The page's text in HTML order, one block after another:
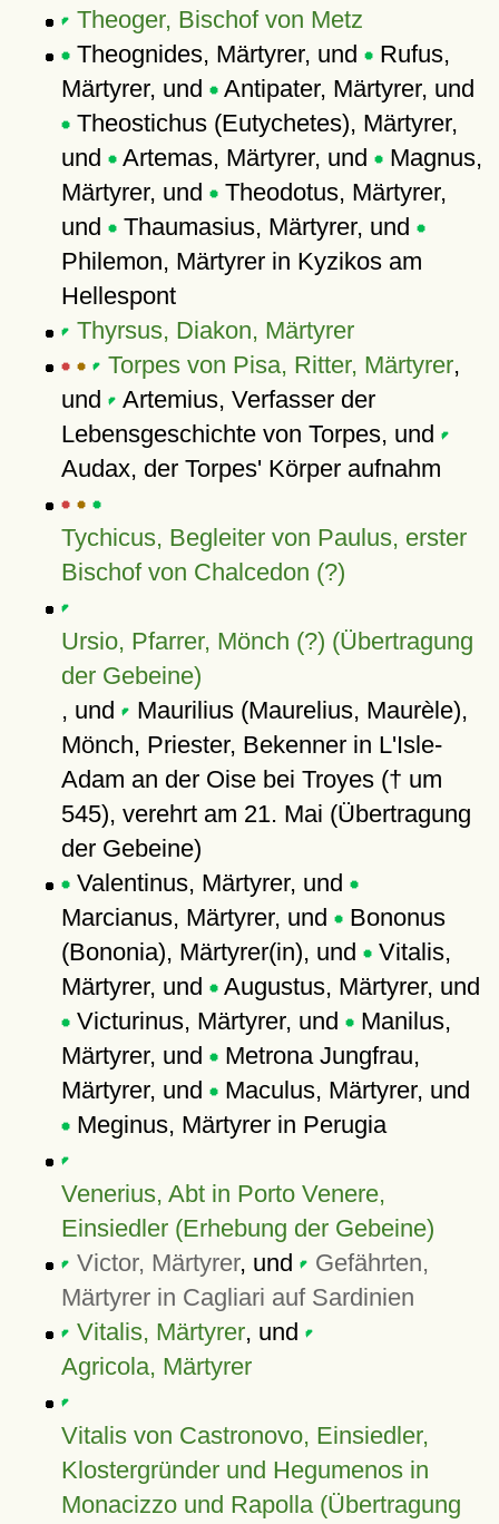
Theoger, Bischof von Metz
Theognides, Märtyrer, und Rufus,
Märtyrer, und Antipater, Märtyrer, und
Theostichus (Eutychetes), Märtyrer,
und Artemas, Märtyrer, und Magnus,
Märtyrer, und Theodotus, Märtyrer,
und Thaumasius, Märtyrer, und
Philemon, Märtyrer in Kyzikos am
Hellespont
Thyrsus, Diakon, Märtyrer
Torpes von Pisa, Ritter, Märtyrer,
und
Artemius, Verfasser der
Lebensgeschichte von Torpes, und
Audax, der Torpes' Körper aufnahm
Tychicus, Begleiter von Paulus, erster
Bischof von Chalcedon (?)
Ursio, Pfarrer, Mönch (?) (Übertragung
der Gebeine)
, und
Maurilius (Maurelius, Maurèle),
Mönch, Priester, Bekenner in L'Isle-
Adam an der Oise bei Troyes († um
545), verehrt am 21. Mai (Übertragung
der Gebeine)
Valentinus, Märtyrer, und
Marcianus, Märtyrer, und Bononus
(Bononia), Märtyrer(in), und Vitalis,
Märtyrer, und Augustus, Märtyrer, und
Victurinus, Märtyrer, und Manilus,
Märtyrer, und Metrona Jungfrau,
Märtyrer, und Maculus, Märtyrer, und
Meginus, Märtyrer in Perugia
Venerius, Abt in Porto Venere,
Einsiedler (Erhebung der Gebeine)
Victor, Märtyrer, und
Gefährten,
Märtyrer in Cagliari auf Sardinien
Vitalis, Märtyrer, und
Agricola, Märtyrer
Vitalis von Castronovo, Einsiedler,
Klostergründer und Hegumenos in
Monacizzo und Rapolla (Übertragung